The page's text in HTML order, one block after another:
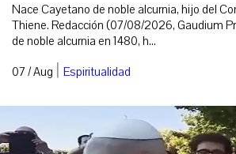
Nace Cayetano de noble alcurnia, hijo del
Thiene. Redacción (07/08/2026, Gaudium
de noble alcurnia en 1480, h...
07 / Aug | Espiritualidad